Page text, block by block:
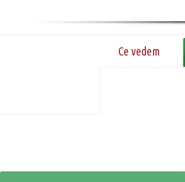
Ce vedem